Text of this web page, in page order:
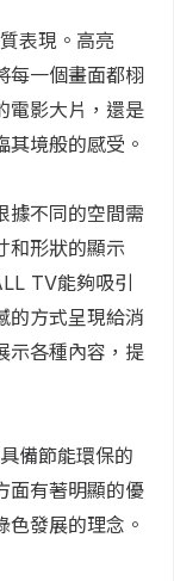
表現。高亮
每一個畫面都栩
電影大片，還是
境般的感受。
據不同的空間需
和形狀的顯示
TV能夠吸引
的方式呈現給消
示各種內容，提
備節能環保的
面有著明顯的優
發展的理念。